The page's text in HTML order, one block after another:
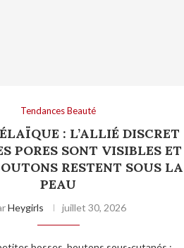
Tendances Beauté
: L’ALLIÉ DISCRET
PORES SONT VISIBLES ET
RESTENT SOUS LA
PEAU
Heygirls juillet 30, 2026